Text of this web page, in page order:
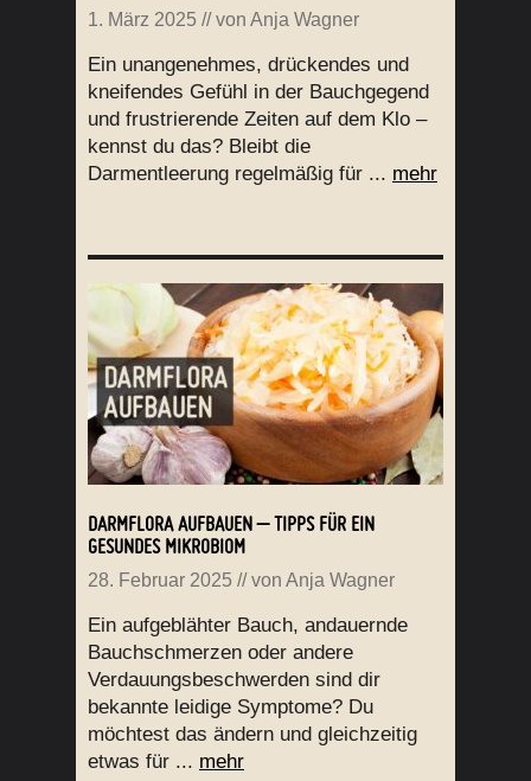
1. März 2025 // von Anja Wagner
Ein unangenehmes, drückendes und
kneifendes Gefühl in der Bauchgegend
und frustrierende Zeiten auf dem Klo –
kennst du das? Bleibt die
Darmentleerung regelmäßig für ... mehr
DARMFLORA AUFBAUEN – TIPPS FÜR EIN
GESUNDES MIKROBIOM
28. Februar 2025 // von Anja Wagner
Ein aufgeblähter Bauch, andauernde
Bauchschmerzen oder andere
Verdauungsbeschwerden sind dir
bekannte leidige Symptome? Du
möchtest das ändern und gleichzeitig
etwas für ... mehr